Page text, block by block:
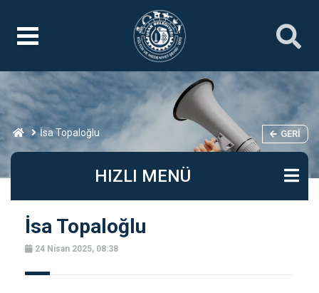
İsa Topaloğlu GERI
HIZLI MENÜ
İsa Topaloğlu
24 Nisan 2025, 08:38